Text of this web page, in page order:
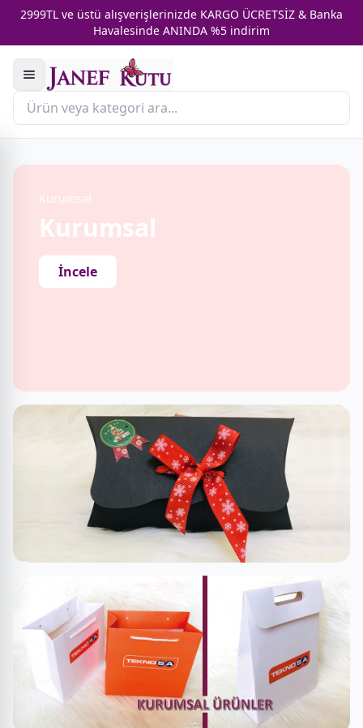
2999TL ve üstü alışverişlerinizde KARGO ÜCRETSİZ & Banka
Havalesinde ANINDA %5 indirim
Kurumsal
Kurumsal
İncele